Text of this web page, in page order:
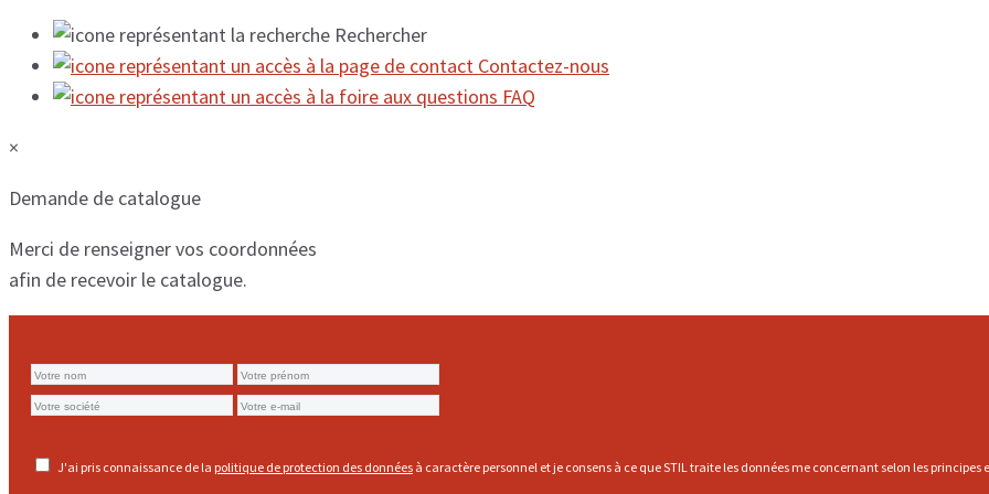
Rechercher
Contactez-nous
FAQ
×
Demande de catalogue
Merci de renseigner vos coordonnées
afin de recevoir le catalogue.
J'ai pris connaissance de la politique de protection des données à caractère personnel et je consens à ce que STIL traite les données me concernant selon les